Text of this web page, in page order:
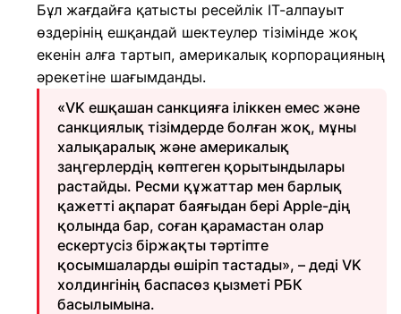
Бұл жағдайға қатысты ресейлік ІТ-алпауыт
өздерінің ешқандай шектеулер тізімінде жоқ
екенін алға тартып, америкалық корпорацияның
әрекетіне шағымданды.
«VK ешқашан санкцияға іліккен емес және
санкциялық тізімдерде болған жоқ, мұны
халықаралық және америкалық
заңгерлердің көптеген қорытындылары
растайды. Ресми құжаттар мен барлық
қажетті ақпарат баяғыдан бері Apple-дің
қолында бар, соған қарамастан олар
ескертусіз біржақты тәртіпте
қосымшаларды өшіріп тастады», – деді VK
холдингінің баспасөз қызметі РБК
басылымына.